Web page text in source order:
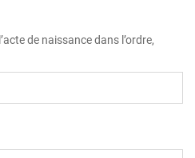
de naissance dans l’ordre,